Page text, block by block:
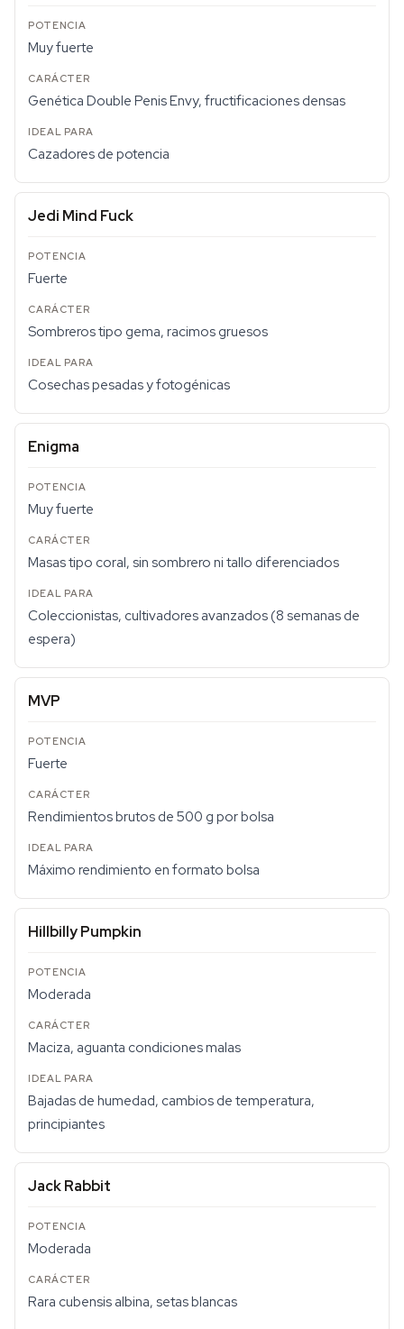
Muy fuerte
Genética Double Penis Envy, fructificaciones densas
Cazadores de potencia
Jedi Mind Fuck
Fuerte
Sombreros tipo gema, racimos gruesos
Cosechas pesadas y fotogénicas
Enigma
Muy fuerte
Masas tipo coral, sin sombrero ni tallo diferenciados
Coleccionistas, cultivadores avanzados (8 semanas de
espera)
MVP
Fuerte
Rendimientos brutos de 500 g por bolsa
Máximo rendimiento en formato bolsa
Hillbilly Pumpkin
Moderada
Maciza, aguanta condiciones malas
Bajadas de humedad, cambios de temperatura,
principiantes
Jack Rabbit
Moderada
Rara cubensis albina, setas blancas